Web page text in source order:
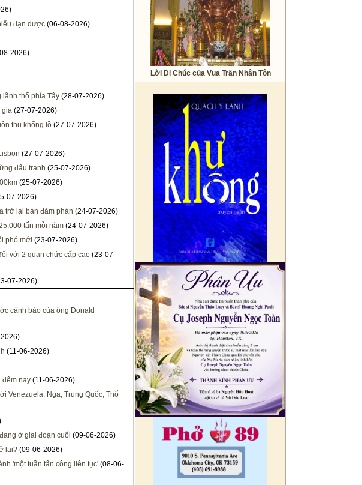
đạn dược (06-08-2026)
2026)
lãnh thổ phía Tây (28-07-2026)
gia (27-07-2026)
thu khổng lồ (27-07-2026)
(27-07-2026)
đấu tranh (25-07-2026)
(25-07-2026)
07-2026)
trở lại bàn đàm phán (24-07-2026)
tấn mỗi năm (24-07-2026)
phó mới (23-07-2026)
với 2 quan chức cấp cao (23-07-
07-2026)
cảnh báo của ông Donald
(11-06-2026)
đêm nay (11-06-2026)
Venezuela; Nga, Trung Quốc, Thổ
ở giai đoạn cuối (09-06-2026)
lại? (09-06-2026)
'một tuần tấn công liên tục' (08-06-
Lời Di Chúc của Vua Trần Nhân Tôn